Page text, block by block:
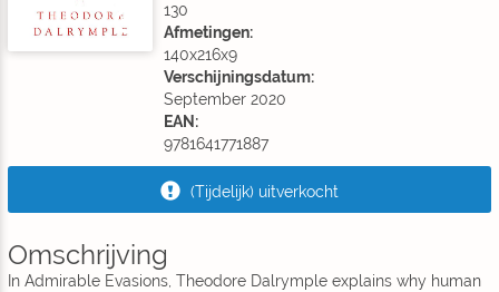
130
Afmetingen:
140x216x9
Verschijningsdatum:
September 2020
EAN:
9781641771887
(Tijdelijk) uitverkocht
Omschrijving
In Admirable Evasions, Theodore Dalrymple explains why human